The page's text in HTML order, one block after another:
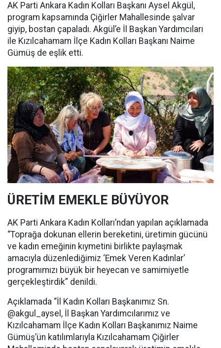
AK Parti Ankara Kadın Kolları Başkanı Aysel Akgül,
program kapsamında Çiğirler Mahallesinde şalvar
giyip, bostan çapaladı. Akgül’e İl Başkan Yardımcıları
ile Kızılcahamam İlçe Kadın Kolları Başkanı Naime
Gümüş de eşlik etti.
ÜRETİM EMEKLE BÜYÜYOR
AK Parti Ankara Kadın Kolları’ndan yapılan açıklamada
“Toprağa dokunan ellerin bereketini, üretimin gücünü
ve kadın emeğinin kıymetini birlikte paylaşmak
amacıyla düzenlediğimiz ‘Emek Veren Kadınlar’
programımızı büyük bir heyecan ve samimiyetle
gerçekleştirdik” denildi.
Açıklamada “İl Kadın Kolları Başkanımız Sn.
@akgul_aysel, İl Başkan Yardımcılarımız ve
Kızılcahamam İlçe Kadın Kolları Başkanımız Naime
Gümüş’ün katılımlarıyla Kızılcahamam Çiğirler